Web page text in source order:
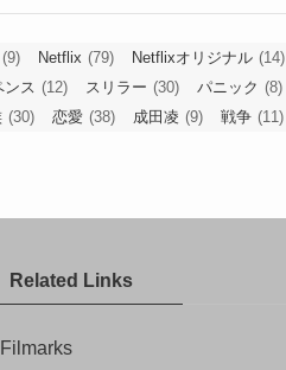
Netflix (79) Netflixオリジナル (14)
ンス (12) スリラー (30) パニック (8)
(30) 恋愛 (38) 成田凌 (9) 戦争 (11)
Related Links
Filmarks